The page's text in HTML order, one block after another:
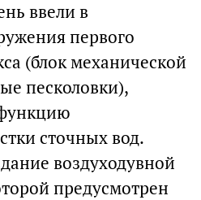
ввели в
первого
(блок механической
песколовки),
сточных вод.
воздуходувной
предусмотрен